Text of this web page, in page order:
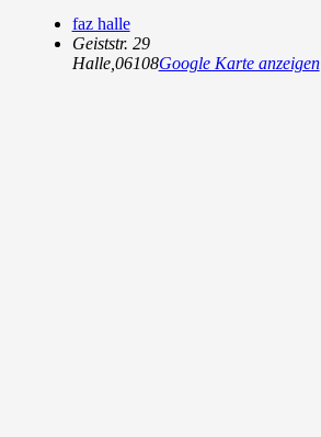
faz halle
Geiststr. 29
Halle, 06108Google Karte anzeigen